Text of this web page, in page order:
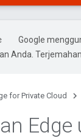
Google
Anda.
for Private Cloud